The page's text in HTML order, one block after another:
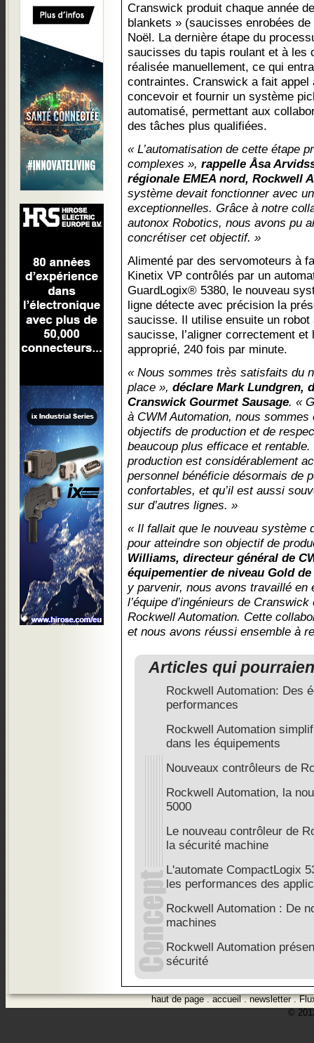
Cranswick produit chaque année
blankets » (saucisses enrobées
Noël. La dernière étape du
saucisses du tapis roulant et à les
réalisée manuellement, ce qui
contraintes. Cranswick a fait appel
concevoir et fournir un système
automatisé, permettant aux
des tâches plus qualifiées.
« L’automatisation de cette étape
complexes », rappelle Åsa
régionale EMEA nord, Rockwell
système devait fonctionner avec
exceptionnelles. Grâce à notre
autonox Robotics, nous avons pu
concrétiser cet objectif. »
Alimenté par des servomoteurs à
Kinetix VP contrôlés par un
GuardLogix® 5380, le nouveau
ligne détecte avec précision la
saucisse. Il utilise ensuite un
saucisse, l’aligner correctement et
approprié, 240 fois par minute.
« Nous sommes très satisfaits du
place », déclare Mark Lundgren,
Cranswick Gourmet Sausage. «
à CWM Automation, nous sommes
objectifs de production et de
beaucoup plus efficace et
production est considérablement
personnel bénéficie désormais de
confortables, et qu’il est aussi
sur d’autres lignes. »
« Il fallait que le nouveau système
pour atteindre son objectif de
Williams, directeur général de
équipementier de niveau Gold
y parvenir, nous avons travaillé en
l’équipe d’ingénieurs de
Rockwell Automation. Cette
et nous avons réussi ensemble à
Articles qui
Rockwell Automation: Des
performances
Rockwell Automation
dans les équipements
Nouveaux contrôleurs de
Rockwell Automation, la
5000
Le nouveau contrôleur de
la sécurité machine
L'automate CompactLogix
les performances des
Rockwell Automation : De
machines
Rockwell Automation
sécurité
haut de page.accueil.newsletter.
©